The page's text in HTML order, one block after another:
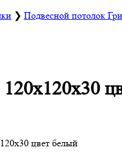
❯ Подвесной потолок
цвет белый